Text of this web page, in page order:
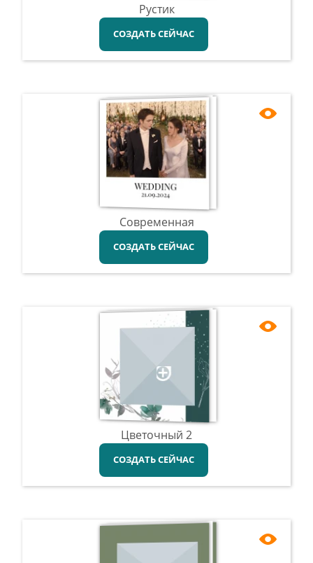
Рустик
СОЗДАТЬ СЕЙЧАС
Современная
СОЗДАТЬ СЕЙЧАС
Цветочный 2
СОЗДАТЬ СЕЙЧАС